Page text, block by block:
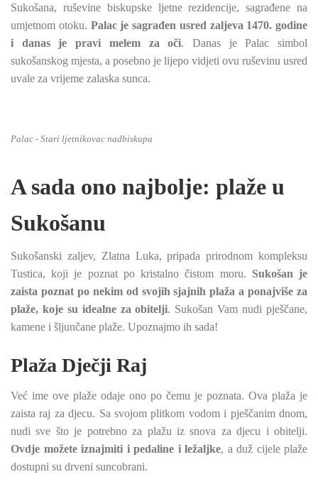
Sukošana, ruševine biskupske ljetne rezidencije, sagrađene na
umjetnom otoku. Palac je sagrađen usred zaljeva 1470. godine
i danas je pravi melem za oči. Danas je Palac simbol
sukošanskog mjesta, a posebno je lijepo vidjeti ovu ruševinu usred
uvale za vrijeme zalaska sunca.
Palac - Stari ljetnikovac nadbiskupa
A sada ono najbolje: plaže u
Sukošanu
Sukošanski zaljev, Zlatna Luka, pripada prirodnom kompleksu
Tustica, koji je poznat po kristalno čistom moru. Sukošan je
zaista poznat po nekim od svojih sjajnih plaža a ponajviše za
plaže, koje su idealne za obitelji. Sukošan Vam nudi pješčane,
kamene i šljunčane plaže. Upoznajmo ih sada!
Plaža Dječji Raj
Već ime ove plaže odaje ono po čemu je poznata. Ova plaža je
zaista raj za djecu. Sa svojom plitkom vodom i pješčanim dnom,
nudi sve što je potrebno za plažu iz snova za djecu i obitelji.
Ovdje možete iznajmiti i pedaline i ležaljke, a duž cijele plaže
dostupni su drveni suncobrani.